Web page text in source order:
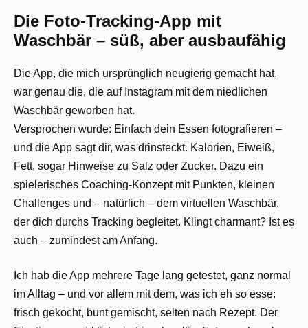
Die Foto-Tracking-App mit
Waschbär – süß, aber ausbaufähig
Die App, die mich ursprünglich neugierig gemacht hat,
war genau die, die auf Instagram mit dem niedlichen
Waschbär geworben hat.
Versprochen wurde: Einfach dein Essen fotografieren –
und die App sagt dir, was drinsteckt. Kalorien, Eiweiß,
Fett, sogar Hinweise zu Salz oder Zucker. Dazu ein
spielerisches Coaching-Konzept mit Punkten, kleinen
Challenges und – natürlich – dem virtuellen Waschbär,
der dich durchs Tracking begleitet. Klingt charmant? Ist es
auch – zumindest am Anfang.
Ich hab die App mehrere Tage lang getestet, ganz normal
im Alltag – und vor allem mit dem, was ich eh so esse:
frisch gekocht, bunt gemischt, selten nach Rezept. Der